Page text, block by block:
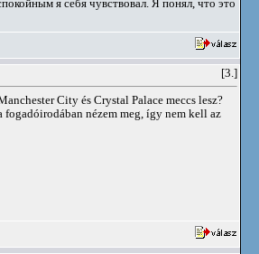
я себя чувствовал. Я понял, что это
[3.]
City és Crystal Palace meccs lesz?
nézem meg, így nem kell az